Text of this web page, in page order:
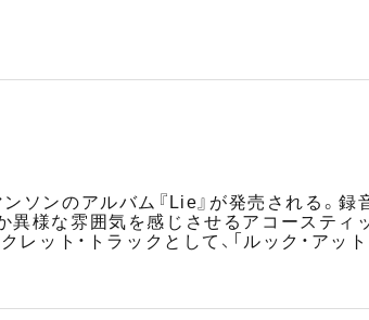
ソンのアルバム『Lie』が発売される。
様な雰囲気を感じさせるアコースティ
レット・トラックとして、「ルック・アッ